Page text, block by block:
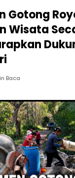
Gotong
Wisata
Baca